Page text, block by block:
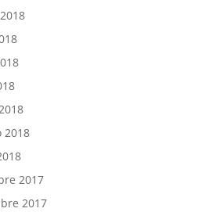
2018
2017
2017